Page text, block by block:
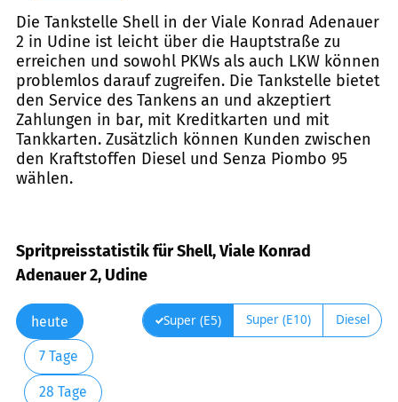
Die Tankstelle Shell in der Viale Konrad Adenauer
2 in Udine ist leicht über die Hauptstraße zu
erreichen und sowohl PKWs als auch LKW können
problemlos darauf zugreifen. Die Tankstelle bietet
den Service des Tankens an und akzeptiert
Zahlungen in bar, mit Kreditkarten und mit
Tankkarten. Zusätzlich können Kunden zwischen
den Kraftstoffen Diesel und Senza Piombo 95
wählen.
Spritpreisstatistik für Shell, Viale Konrad
Adenauer 2, Udine
heute
7 Tage
28 Tage
Super (E5) Super (E10) Diesel